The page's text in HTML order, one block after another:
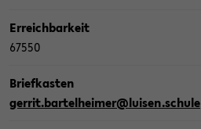
Er­reich­bar­keit
67550
Brief­kas­ten
ger­rit.bar­tel­hei­mer@lui­sen.schu­le